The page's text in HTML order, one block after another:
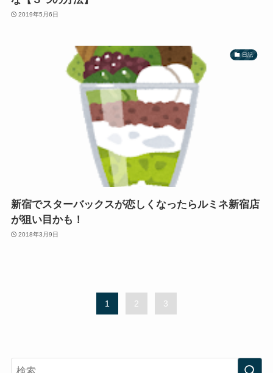
2019年5月6日
日記
新宿でスターバックスが恋しくなったらルミネ新宿店
が狙い目かも！
2018年3月9日
1 2 3